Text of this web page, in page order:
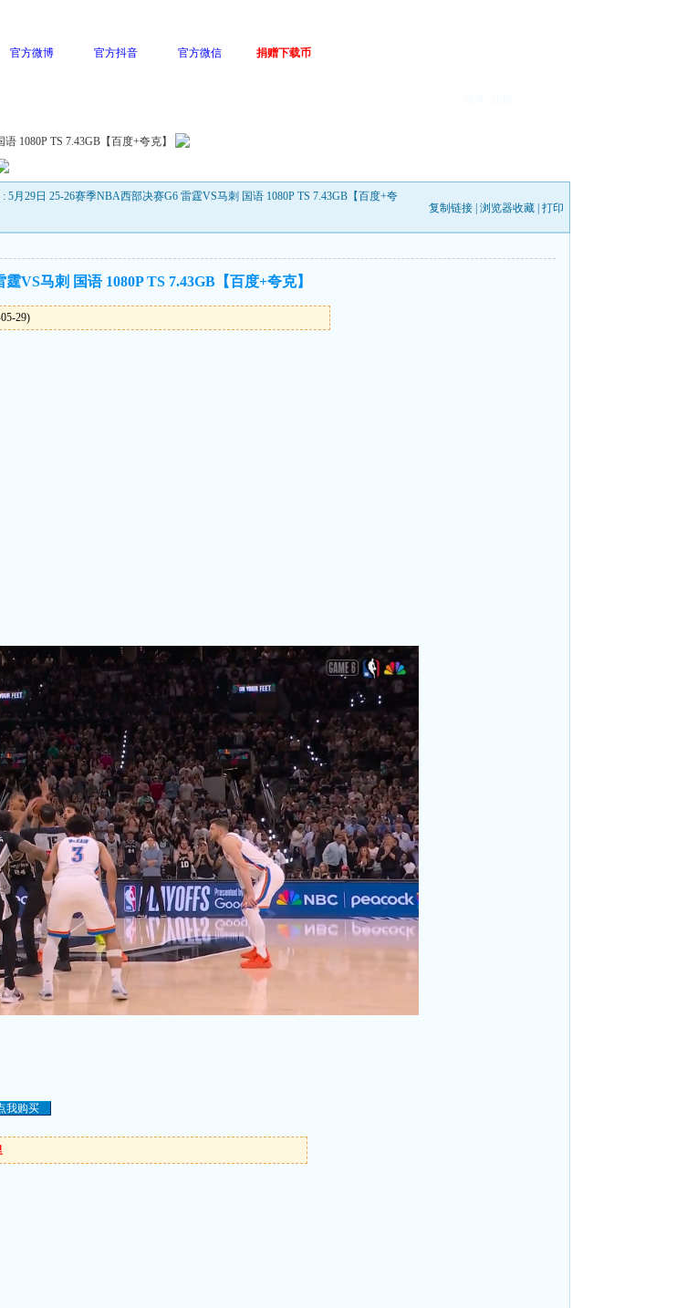
官方微博 官方抖音 官方微信 捐赠下载币
1080P TS 7.43GB【百度+夸克】
: 5月29日 25-26赛季NBA西部决赛G6 雷霆VS马刺 国语 1080P TS 7.43GB【百度+夸
复制链接| 浏览器收藏| 打印
VS马刺 国语 1080P TS 7.43GB【百度+夸克】
29)